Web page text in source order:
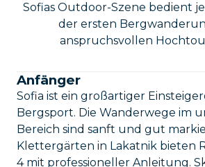
Sofias Outdoor-Szene bedient
der ersten
anspruchsvollen
Anfänger
Sofia ist ein großartiger
Bergsport. Die Wanderwege im
Bereich sind sanft und gut
Klettergärten in Lakatnik bieten
4 mit professioneller Anleitung.